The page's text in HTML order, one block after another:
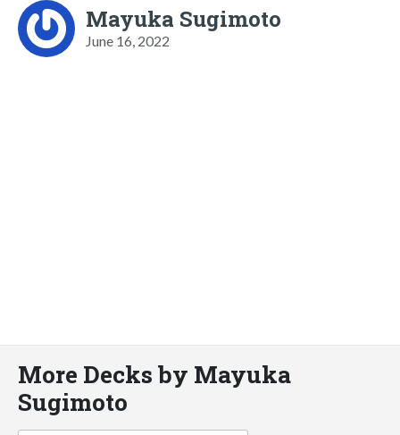
Mayuka Sugimoto
June 16, 2022
More Decks by Mayuka
Sugimoto